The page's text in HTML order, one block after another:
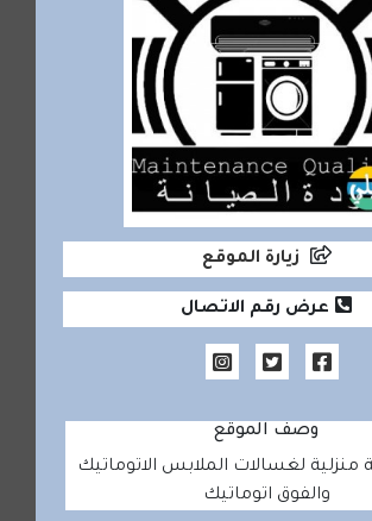
زيارة الموقع
عرض رقم الاتصال
وصف الموقع
منزلية لغسالات الملابس الاتوماتيك
والفوق اتوماتيك